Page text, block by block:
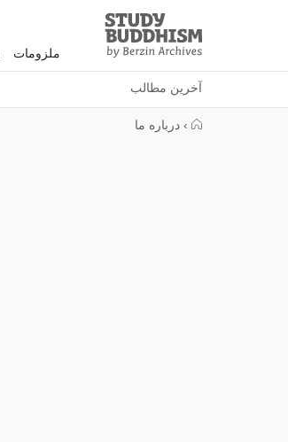
Study
Buddhism
Home
ملزومات
آخرین مطالب
› درباره ما